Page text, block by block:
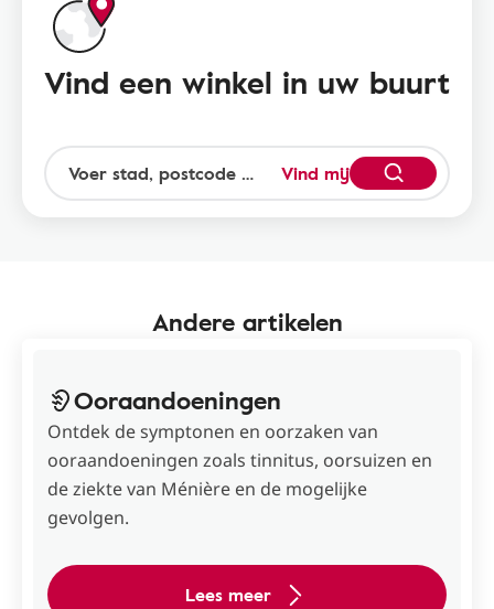
Vind een winkel in uw buurt
Vind mij
Andere artikelen
Ooraandoeningen
Ontdek de symptonen en oorzaken van
ooraandoeningen zoals tinnitus, oorsuizen en
de ziekte van Ménière en de mogelijke
gevolgen.
Lees meer